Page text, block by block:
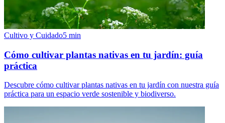
Cultivo y Cuidado5 min
Cómo cultivar plantas nativas en tu jardín: guía
práctica
Descubre cómo cultivar plantas nativas en tu jardín con nuestra guía
práctica para un espacio verde sostenible y biodiverso.